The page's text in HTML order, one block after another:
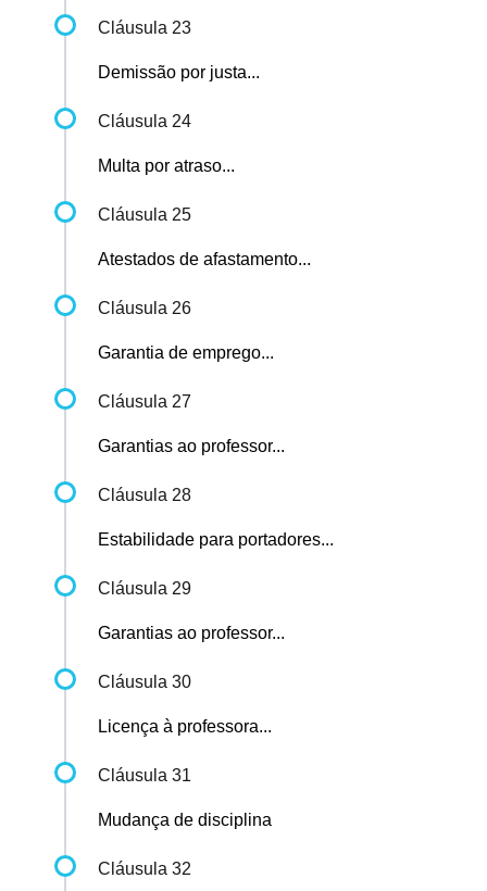
Cláusula 23
Demissão por justa...
Cláusula 24
Multa por atraso...
Cláusula 25
Atestados de afastamento...
Cláusula 26
Garantia de emprego...
Cláusula 27
Garantias ao professor...
Cláusula 28
Estabilidade para portadores...
Cláusula 29
Garantias ao professor...
Cláusula 30
Licença à professora...
Cláusula 31
Mudança de disciplina
Cláusula 32